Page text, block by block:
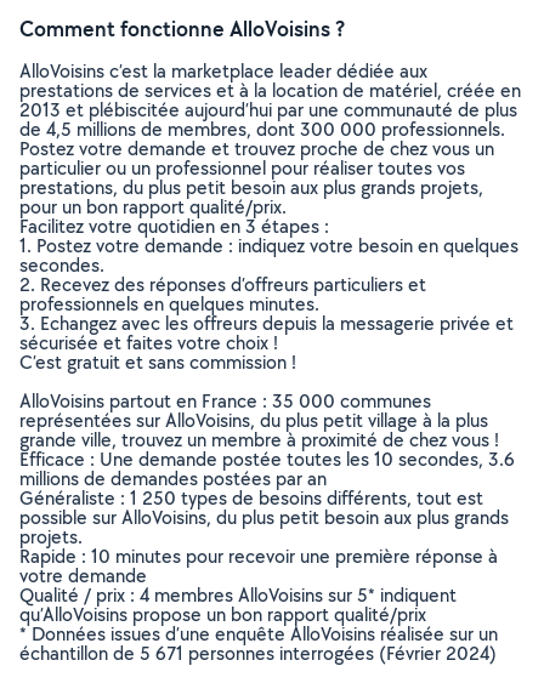
Comment fonctionne AlloVoisins ?
AlloVoisins c’est la marketplace leader dédiée aux
prestations de services et à la location de matériel, créée en
2013 et plébiscitée aujourd’hui par une communauté de plus
de 4,5 millions de membres, dont 300 000 professionnels.
Postez votre demande et trouvez proche de chez vous un
particulier ou un professionnel pour réaliser toutes vos
prestations, du plus petit besoin aux plus grands projets,
pour un bon rapport qualité/prix.
Facilitez votre quotidien en 3 étapes :
1. Postez votre demande : indiquez votre besoin en quelques
secondes.
2. Recevez des réponses d’offreurs particuliers et
professionnels en quelques minutes.
3. Echangez avec les offreurs depuis la messagerie privée et
sécurisée et faites votre choix !
C’est gratuit et sans commission !
AlloVoisins partout en France : 35 000 communes
représentées sur AlloVoisins, du plus petit village à la plus
grande ville, trouvez un membre à proximité de chez vous !
Efficace : Une demande postée toutes les 10 secondes, 3.6
millions de demandes postées par an
Généraliste : 1 250 types de besoins différents, tout est
possible sur AlloVoisins, du plus petit besoin aux plus grands
projets.
Rapide : 10 minutes pour recevoir une première réponse à
votre demande
Qualité / prix : 4 membres AlloVoisins sur 5* indiquent
qu’AlloVoisins propose un bon rapport qualité/prix
* Données issues d’une enquête AlloVoisins réalisée sur un
échantillon de 5 671 personnes interrogées (Février 2024)